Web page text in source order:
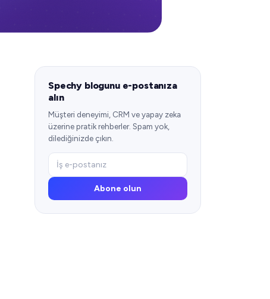
Spechy blogunu e-postanıza
alın
Müşteri deneyimi, CRM ve yapay zeka
üzerine pratik rehberler. Spam yok,
dilediğinizde çıkın.
Abone olun